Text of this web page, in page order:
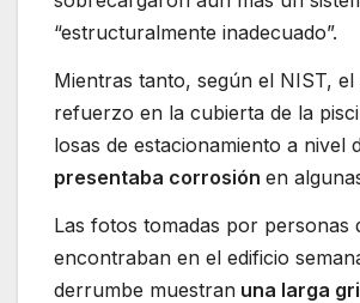
“estructuralmente inadecuado”.
Mientras tanto, según el NIST, el
refuerzo en la cubierta de la
losas de estacionamiento a nivel
presentaba corrosión en
Las fotos tomadas por personas
encontraban en el edificio
derrumbe muestran una larga